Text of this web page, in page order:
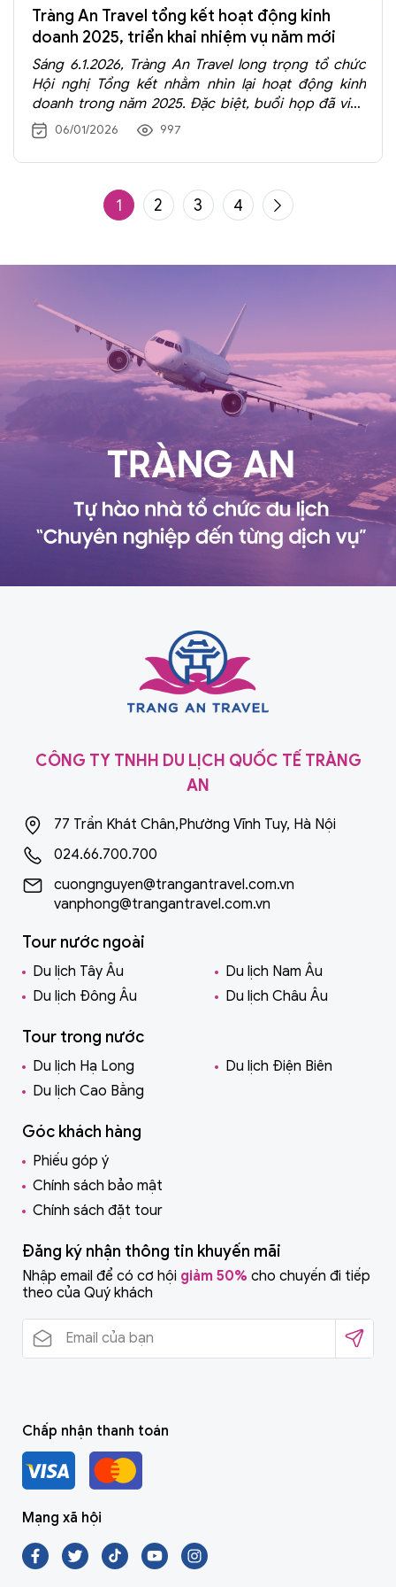
Tràng An Travel tổng kết hoạt động kinh
doanh 2025, triển khai nhiệm vụ năm mới
Sáng 6.1.2026, Tràng An Travel long trọng tổ chức
Hội nghị Tổng kết nhằm nhìn lại hoạt động kinh
doanh trong năm 2025. Đặc biệt, buổi họp đã vinh
danh những cá nhân, tập thể có thành tích xuất sắc,
đề ra phương hướng, kế hoạch để đạt mục tiêu kinh
doanh năm 2026.
06/01/2026 997
1 2 3 4
CÔNG TY TNHH DU LỊCH QUỐC TẾ TRÀNG
AN
77 Trần Khát Chân,Phường Vĩnh Tuy, Hà Nội
024.66.700.700
cuongnguyen@trangantravel.com.vn
vanphong@trangantravel.com.vn
Tour nước ngoài
Du lịch Tây Âu
Du lịch Nam Âu
Du lịch Đông Âu
Du lịch Châu Âu
Tour trong nước
Du lịch Hạ Long
Du lịch Điện Biên
Du lịch Cao Bằng
Góc khách hàng
Phiếu góp ý
Chính sách bảo mật
Chính sách đặt tour
Đăng ký nhận thông tin khuyến mãi
Nhập email để có cơ hội giảm 50% cho chuyến đi tiếp
theo của Quý khách
Chấp nhận thanh toán
Mạng xã hội